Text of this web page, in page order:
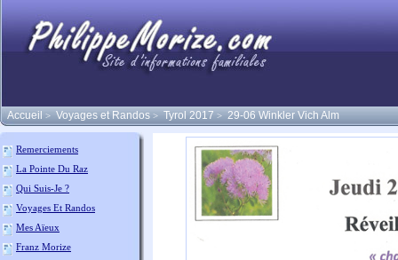
Accueil > Voyages et Randos > Tyrol 2017 > 29-06 Winkler Vich Alm
Remerciements
La Pointe Du Raz
Qui Suis-Je ?
Voyages Et Randos
Mes Aïeux
Franz Morize